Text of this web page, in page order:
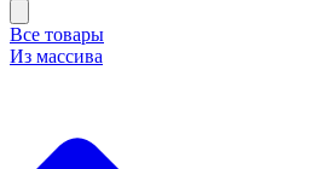
Все товары
Из массива